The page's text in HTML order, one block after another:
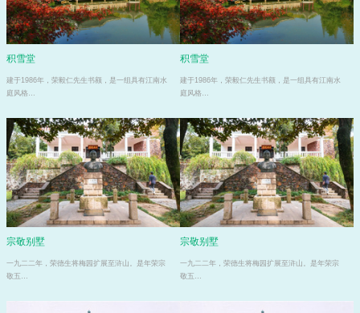
积雪堂
建于1986年，荣毅仁先生书额，是一组具有江南水
庭风格…
积雪堂
建于1986年，荣毅仁先生书额，是一组具有江南水
庭风格…
宗敬别墅
一九二二年，荣德生将梅园扩展至浒山。是年荣宗
敬五…
宗敬别墅
一九二二年，荣德生将梅园扩展至浒山。是年荣宗
敬五…